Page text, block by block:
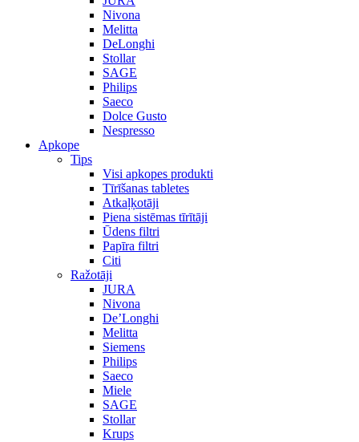
Nivona
Melitta
DeLonghi
Stollar
SAGE
Philips
Saeco
Dolce Gusto
Nespresso
Apkope
Tips
Visi apkopes produkti
Tīrīšanas tabletes
Atkaļķotāji
Piena sistēmas tīrītāji
Ūdens filtri
Papīra filtri
Citi
Ražotāji
JURA
Nivona
De’Longhi
Melitta
Siemens
Philips
Saeco
Miele
SAGE
Stollar
Krups